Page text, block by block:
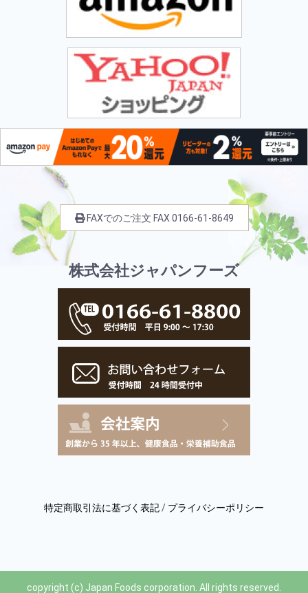
FAXでのご注文 FAX 0166-61-8649
株式会社ジャパンフーズ
特定商取引法に基づく表記/ プライバシーポリシー
copyright (c) Japan Foods corporation. All rights reserved.